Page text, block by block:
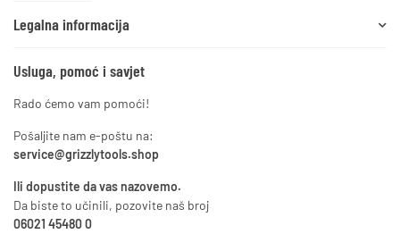
Legalna informacija
Usluga, pomoć i savjet
Rado ćemo vam pomoći!
Pošaljite nam e-poštu na:
service@grizzlytools.shop
Ili dopustite da vas nazovemo.
Da biste to učinili, pozovite naš broj
06021 45480 0